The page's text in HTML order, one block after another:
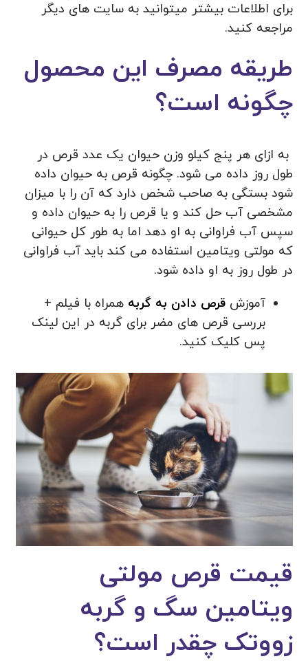
برای اطلاعات بیشتر میتوانید به سایت های دیگر
مراجعه کنید.
طریقه مصرف این محصول
چگونه است؟
به ازای هر پنج کیلو وزن حیوان یک عدد قرص در
طول روز داده می شود. چگونه قرص به حیوان داده
شود بستگی به صاحب شخص دارد که آن را با میزان
مشخصی آب حل کند و یا قرص را به حیوان داده و
سپس آب فراوانی به او دهد اما به طور کل حیوانی
که مولتی ویتامین استفاده می کند باید آب فراوانی
در طول روز به او داده شود.
آموزشقرص دادن به گربه همراه با فیلم +
بررسی قرص های مضر برای گربه در این لینک
پس کلیک کنید.
قیمت قرص مولتی
ویتامین سگ و گربه
زووتک چقدر است؟